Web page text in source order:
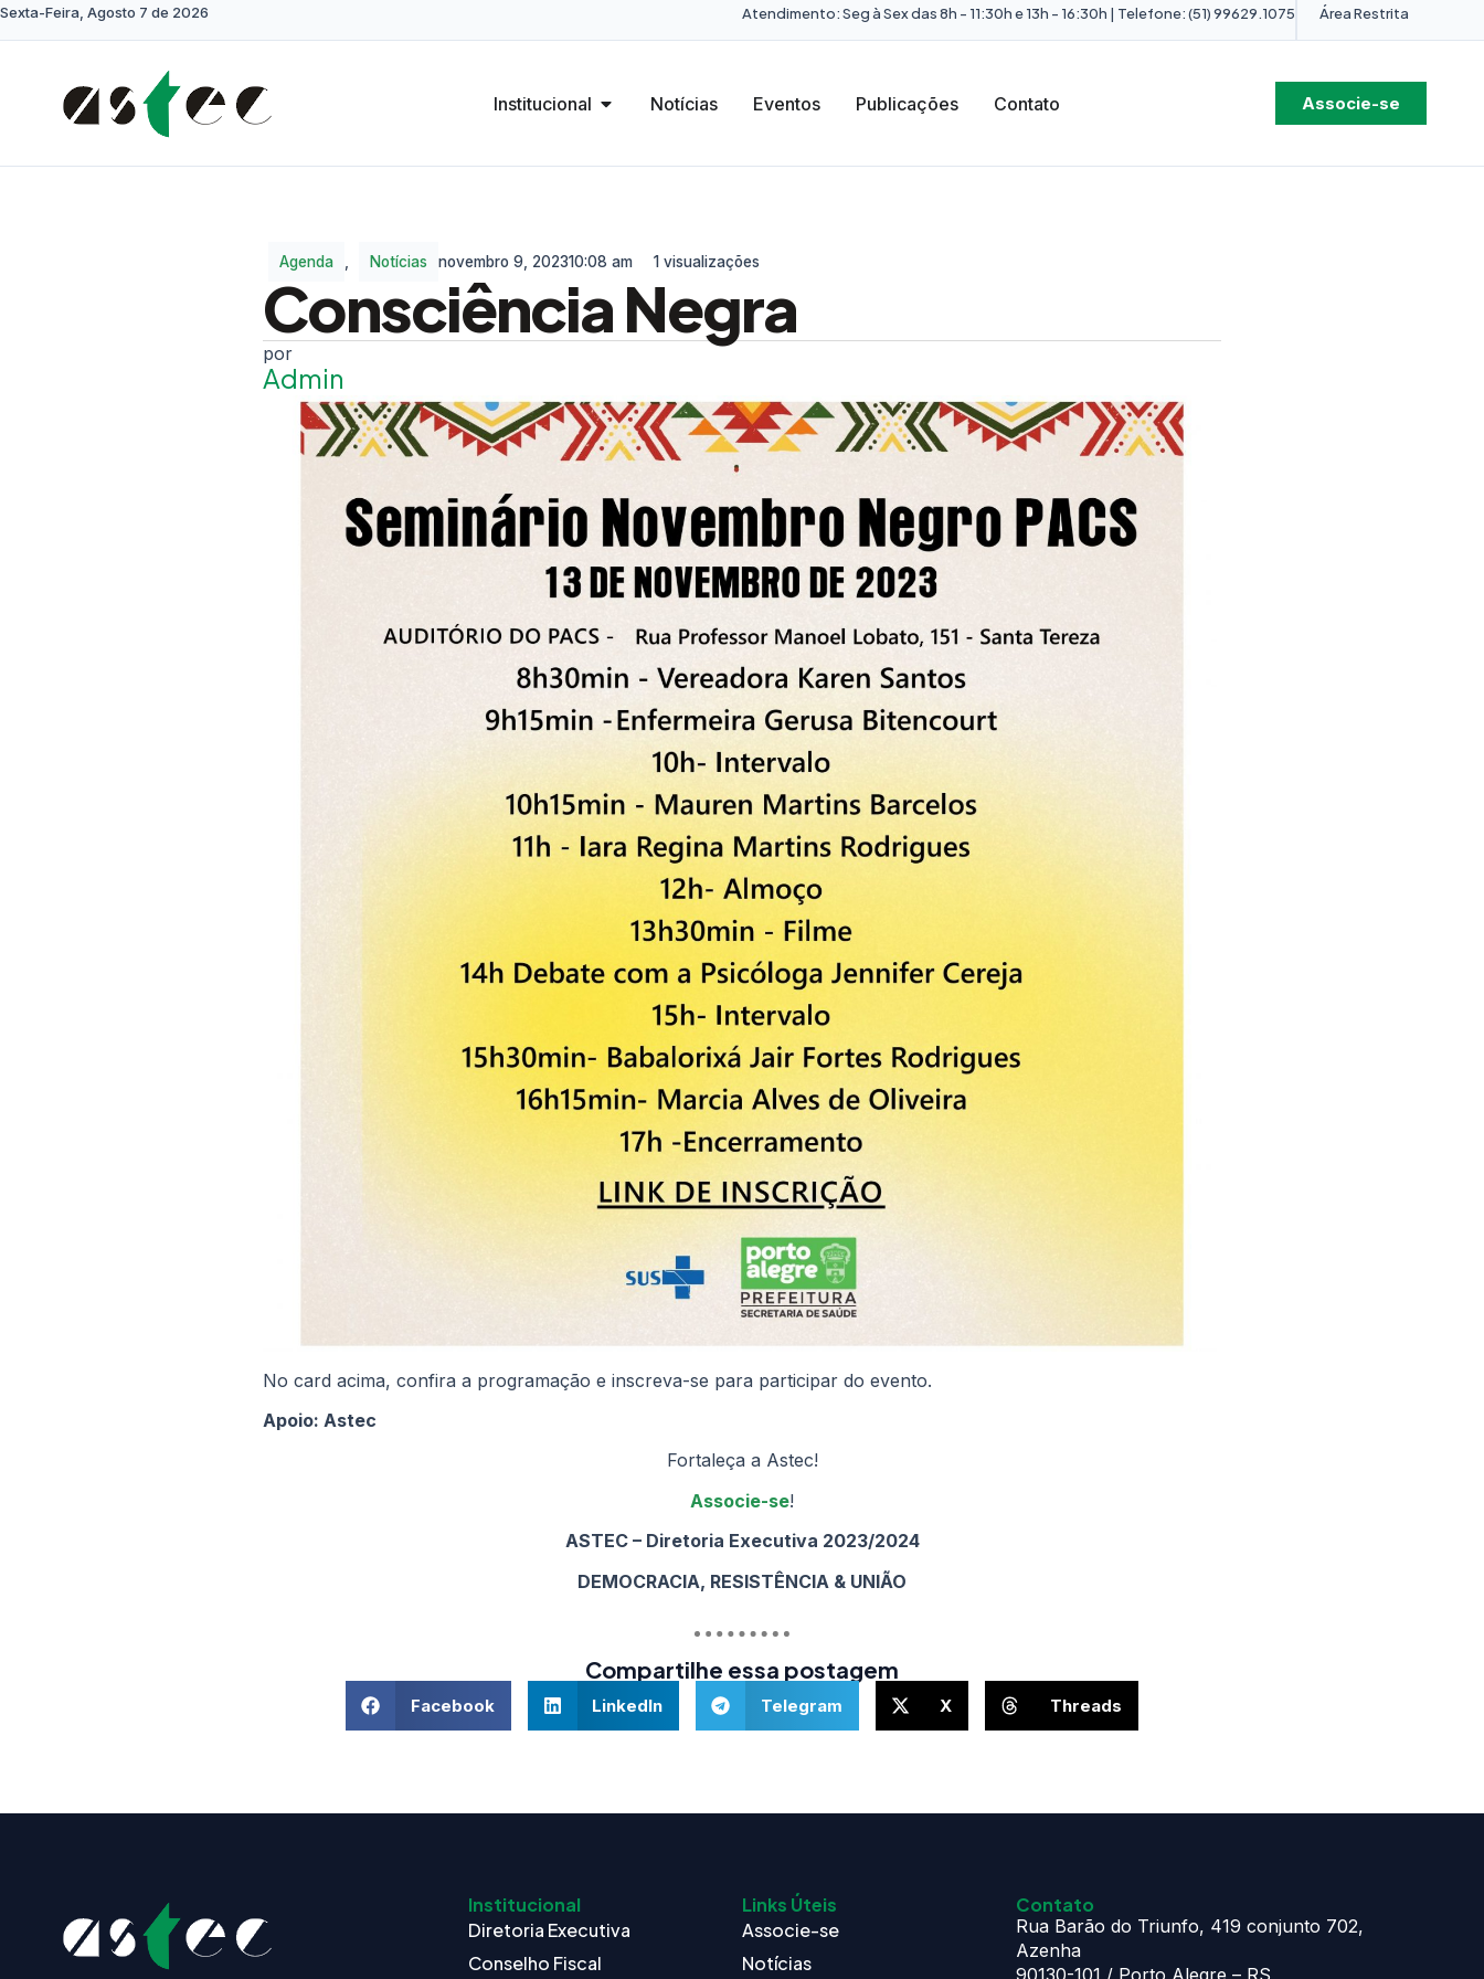
Sexta-Feira, Agosto 7 de 2026 Atendimento: Seg à Sex das 8h - 11:30h e 13h - 16:30h | Telefone: (51) 99629.1075 Área Restrita
Institucional Notícias Eventos Publicações Contato Associe-se
Agenda Notícias novembro 9, 202310:08 am 1 visualizações
Consciência Negra
Admin
No card acima, confira a programação e inscreva-se para participar do evento.
Apoio: Astec
Fortaleça a Astec!
Associe-se!
ASTEC – Diretoria Executiva 2023/2024
DEMOCRACIA, RESISTÊNCIA & UNIÃO
Compartilhe essa postagem
Facebook LinkedIn Telegram X Threads
Institucional
Diretoria Executiva
Conselho Fiscal
Links Úteis
Associe-se
Notícias
Contato
Rua Barão do Triunfo, 419 conjunto 702,
Azenha